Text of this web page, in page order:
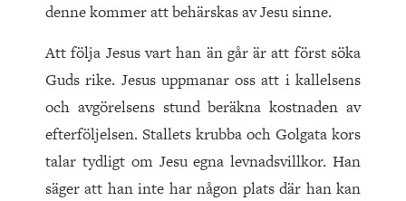
denne kommer att behärskas av Jesu sinne.
Att följa Jesus vart han än går är att först söka
Guds rike. Jesus uppmanar oss att i kallelsens
och avgörelsens stund beräkna kostnaden av
efterföljelsen. Stallets krubba och Golgata kors
talar tydligt om Jesu egna levnadsvillkor. Han
säger att han inte har någon plats där han kan